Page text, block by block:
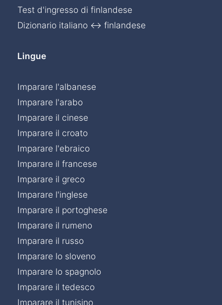
Test d'ingresso di finlandese
Dizionario italiano ↔ finlandese
Lingue
Imparare l'albanese
Imparare l'arabo
Imparare il cinese
Imparare il croato
Imparare l'ebraico
Imparare il francese
Imparare il greco
Imparare l'inglese
Imparare il portoghese
Imparare il rumeno
Imparare il russo
Imparare lo sloveno
Imparare lo spagnolo
Imparare il tedesco
Imparare il tunisino